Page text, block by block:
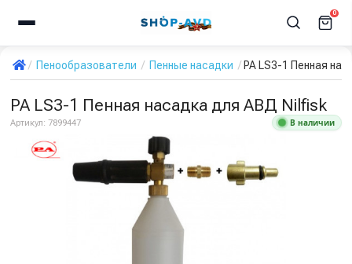
0
Пенообразователи Пенные насадки PA LS3-1 Пенная
PA LS3-1 Пенная насадка для АВД Nilfisk
Артикул: 7899447 В наличии